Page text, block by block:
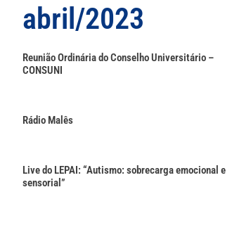
abril/2023
Reunião Ordinária do Conselho Universitário –
CONSUNI
Rádio Malês
Live do LEPAI: “Autismo: sobrecarga emocional e
sensorial”